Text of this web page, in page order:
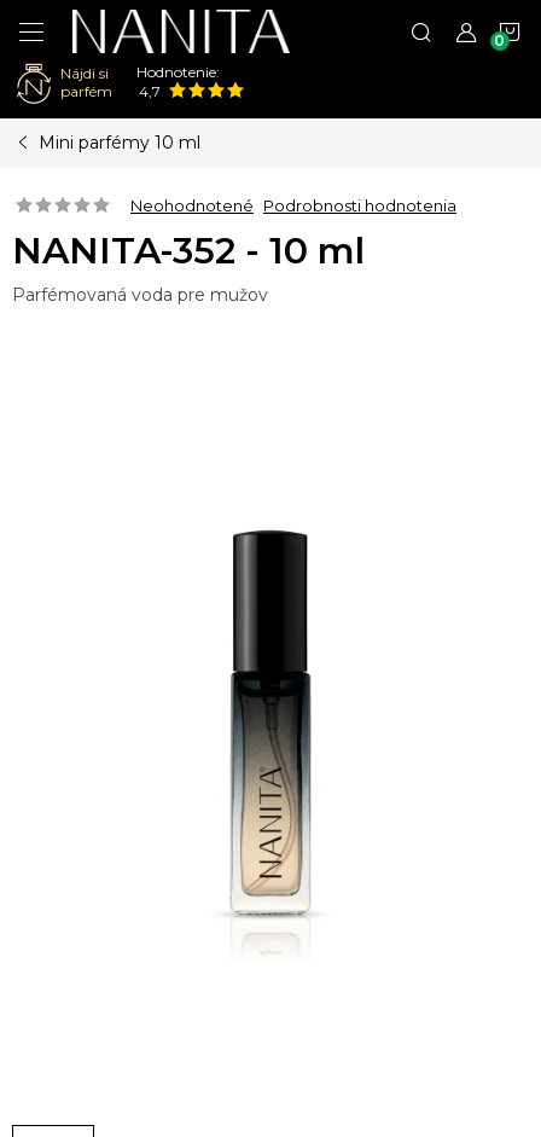
Nájdi si
parfém
Hodnotenie:
4,7
Mini parfémy 10 ml
Neohodnotené Podrobnosti hodnotenia
NANITA-352 - 10 ml
Parfémovaná voda pre mužov